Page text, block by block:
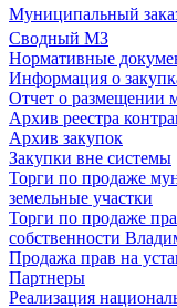
Муниципальный
Сводный МЗ
Нормативные
Информация о
Отчет о размещении
Архив реестра
Архив закупок
Закупки вне системы
Торги по продаже
земельные участки
Торги по продаже
собственности
Продажа прав на
Партнеры
Реализация